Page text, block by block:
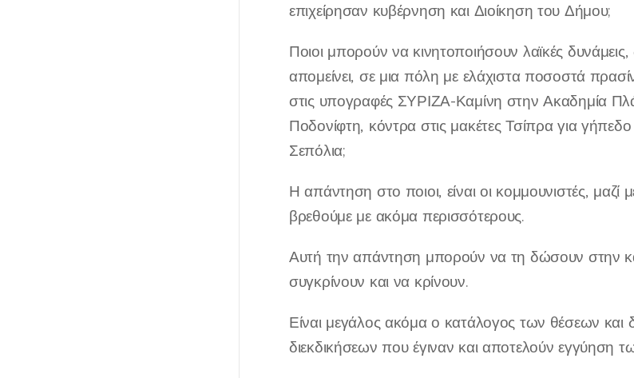
επιχείρησαν κυβέρνηση και Διοίκηση του Δήμου;
Ποιοι μπορούν να κινητοποιήσουν λαϊκές
απομείνει, σε μια πόλη με ελάχιστα ποσοστά
στις υπογραφές ΣΥΡΙΖΑ-Καμίνη στην Ακαδημία
Ποδονίφτη, κόντρα στις μακέτες Τσίπρα για
Σεπόλια;
Η απάντηση στο ποιοι, είναι οι κομμουνιστές,
βρεθούμε με ακόμα περισσότερους.
Αυτή την απάντηση μπορούν να τη δώσουν στην
συγκρίνουν και να κρίνουν.
Είναι μεγάλος ακόμα ο κατάλογος των θέσεων
διεκδικήσεων που έγιναν και αποτελούν εγγύηση